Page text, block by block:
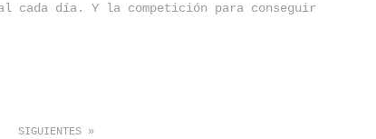
cada día. Y la competición para conseguir
SIGUIENTES